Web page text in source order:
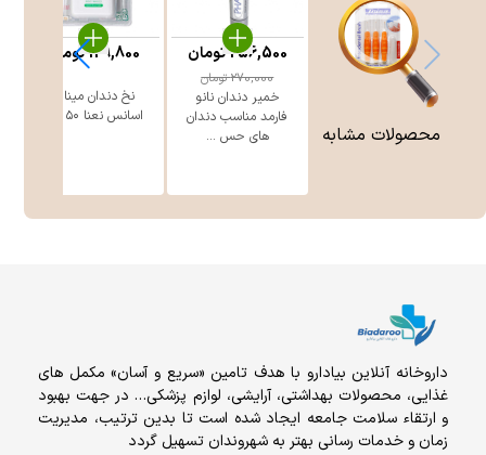
محصولات مشابه
خمیر دندان نانو
فارمد مناسب دندان
های حس ...
270,000تومان
256,500تومان
نخ دندان مینا با
اسانس نعنا ۵۰ متر
129,800تومان
داروخانه آنلاين بيادارو با هدف تامين «سریع و آسان» مكمل هاى
غذايى، محصولات بهداشتى، آرايشى، لوازم پزشکی… در جهت بهبود
و ارتقاء سلامت جامعه ایجاد شده است تا بدین ترتیب، مدیریت
زمان و خدمات رسانی بهتر به شهروندان تسهیل گردد